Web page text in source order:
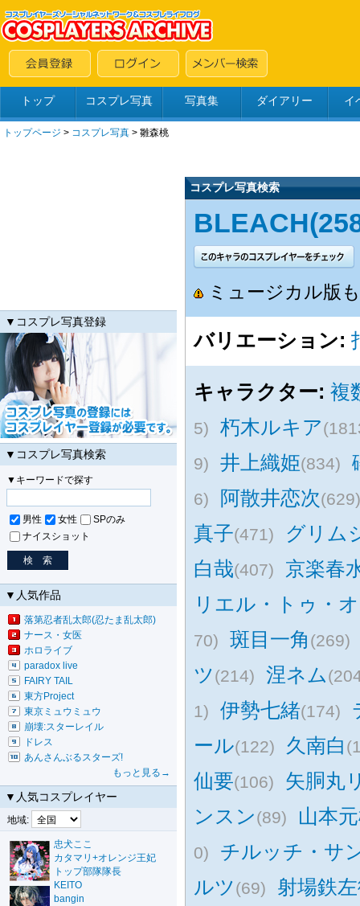
トップ コスプレ写真 写真集 ダイアリー イ
トップページ > コスプレ写真 > 雛森桃
▼コスプレ写真登録
▼コスプレ写真検索
▼キーワードで探す
男性 女性
SPのみ
ナイスショット
▼人気作品
落第忍者乱太郎(忍たま乱太郎)
ナース・女医
ホロライブ
paradox live
FAIRY TAIL
東方Project
東京ミュウミュウ
崩壊:スターレイル
ドレス
あんさんぶるスターズ!
もっと見る→
▼人気コスプレイヤー
地域:
忠犬ここ
カタマリ+オレンジ王妃
トップ部隊隊長
KEITO
bangin
コスプレ写真検索
ミュージカル版
バリエーション:
キャラクター: 複
5) 朽木ルキア
9)
井上織姫(834)
6) 阿散井恋次(629)
真子(471)
グリム
白哉(407)
京楽春
リエル・トゥ・
70) 斑目一角 (269)
ツ(214) 涅ネム
1)
伊勢七緒(174)
ール(122) 久南白
仙要(106)
矢胴丸
ンスン(89) 山本
0)
チルッチ・サ
ルツ(69) 射場鉄